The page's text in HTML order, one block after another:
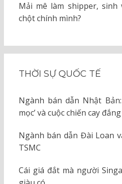
Mải mê làm shipper,
chột chính mình?
THỜI SỰ QUỐC TẾ
Ngành bán dẫn Nhật
mọc’ và cuộc chiến cay
Ngành bán dẫn Đài Loan
TSMC
Cái giá đắt mà người